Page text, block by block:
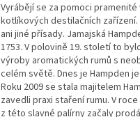
Vyrábějí se za pomoci
kotlíkových destilačních
ani jiné přísady. Jamajská
1753. V polovině 19. století to
výroby aromatických rumů s
celém světě. Dnes je Hampden
Roku 2009 se stala majitelem
zavedli praxi staření rumu. V
z této slavné palírny začaly